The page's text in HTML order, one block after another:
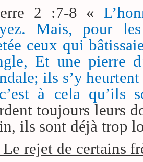
2 :7-8 «
Mais, pour
ceux qui
Et une pierre
ils s’y
à cela qu’ils
toujours leurs
ils sont déjà trop
rejet de certains